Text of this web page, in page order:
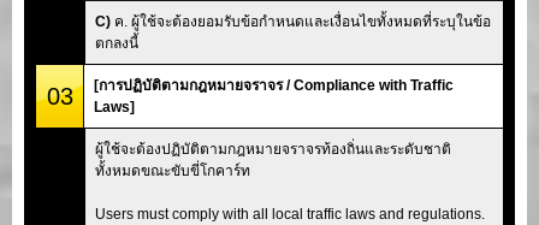
C) ค. ผู้ใช้จะต้องยอมรับข้อกำหนดและเงื่อนไขทั้งหมดที่ระบุในข้อ
ตกลงนี้
03
[การปฏิบัติตามกฎหมายจราจร / Compliance with Traffic
Laws]
ผู้ใช้จะต้องปฏิบัติตามกฎหมายจราจรท้องถิ่นและระดับชาติ
ทั้งหมดขณะขับขี่โกคาร์ท
Users must comply with all local traffic laws and regulations.